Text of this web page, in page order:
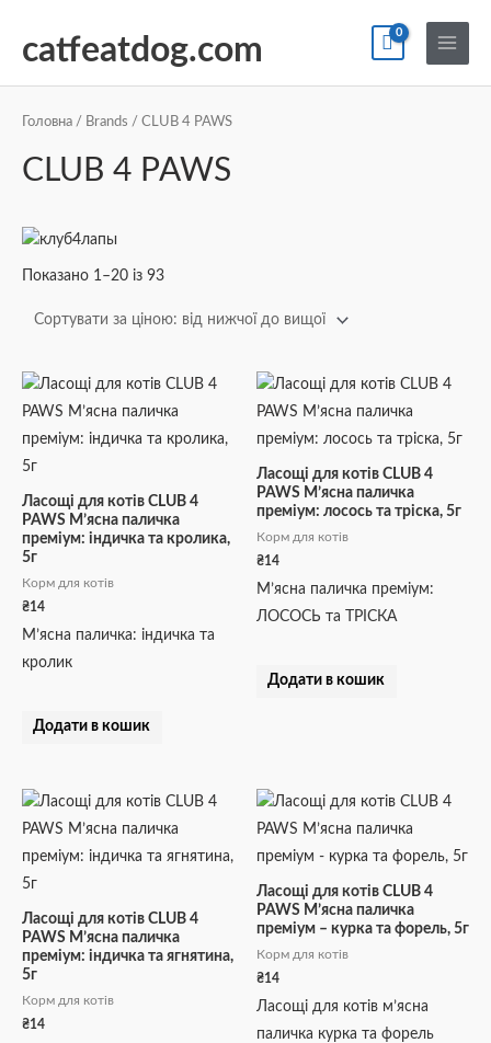
catfeatdog.com
Main
Menu
Головна / Brands / CLUB 4 PAWS
CLUB 4 PAWS
Показано 1–20 із 93
ціною:
до
найвищої
Ласощі для котів CLUB 4
PAWS М’ясна паличка
преміум: індичка та кроликa,
5г
Корм для котів
₴14
М’ясна паличка: індичка та
кролик
Додати в кошик
Ласощі для котів CLUB 4
PAWS М’ясна паличка
преміум: лосось та тріска, 5г
Корм для котів
₴14
М’ясна паличка преміум:
ЛОСОСЬ та ТРІСКА
Додати в кошик
Ласощі для котів CLUB 4
PAWS М’ясна паличка
преміум: індичка та ягнятина,
5г
Корм для котів
₴14
Ласощі для котів CLUB 4
PAWS М’ясна паличка
преміум – курка та форель, 5г
Корм для котів
₴14
Ласощі для котів м’ясна
паличка курка та форель